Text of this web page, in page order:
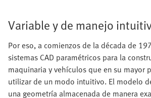
Variable y de manejo
Por eso, a comienzos de la década de
sistemas CAD paramétricos para la
maquinaria y vehículos que en su mayor
utilizar de un modo intuitivo. El modelo
una geometría almacenada de manera